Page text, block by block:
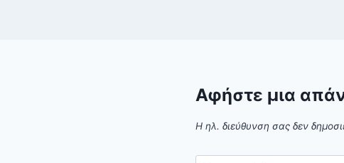
Αφήστε μια
Η ηλ. διεύθυνση σας δεν